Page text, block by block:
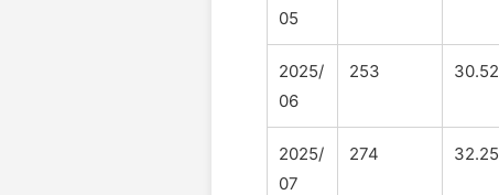
05
2025/
06
253 30.52
2025/
07
274 32.25